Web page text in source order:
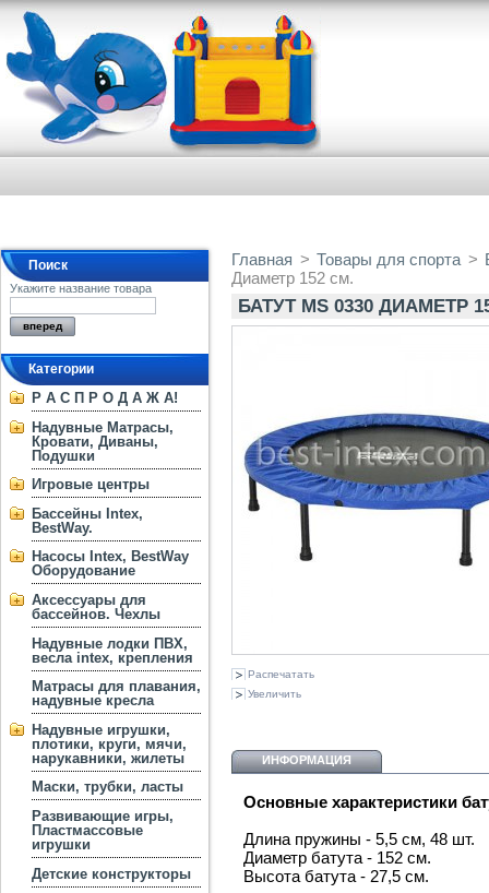
Поиск
Укажите название товара
Категории
Р А С П Р О Д А Ж А!
Надувные Матрасы,
Кровати, Диваны,
Подушки
Игровые центры
Бассейны Intex,
BestWay.
Насосы Intex, BestWay
Оборудование
Аксессуары для
бассейнов. Чехлы
Надувные лодки ПВХ,
весла intex, крепления
Матрасы для плавания,
надувные кресла
Надувные игрушки,
плотики, круги, мячи,
нарукавники, жилеты
Маски, трубки, ласты
Развивающие игры,
Пластмассовые
игрушки
Детские конструкторы
Главная > Товары для спорта >
Диаметр 152 см.
БАТУТ MS 0330 ДИАМЕТР
Распечатать
Увеличить
ИНФОРМАЦИЯ
Основные характеристики
Длина пружины - 5,5 см, 48 шт.
Диаметр батута - 152 см.
Высота батута - 27,5 см.